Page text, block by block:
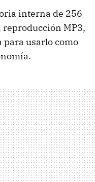
interna de 256
reproducción MP3,
para usarlo como